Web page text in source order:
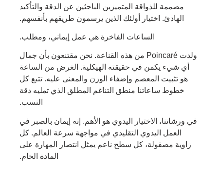
مصممة للذواقة المتميزين الباحثين عن الدقة والتأكيد
الهادئ. اختيار أولئك الذين يرسمون طريقهم بأنفسهم.
الساعات الفاخرة هي عمل إيماني، ومطلب.
ولدت Poincaré من هذه القناعة. نحن مقتنعون بأن جمال
أي شيء يكمن في حقيقته الهيكلية. الغرض من الساعة
هو تثبيت المعصم وإضفاء الوزن والمعنى عليه. تتبع كل
خطوط ساعاتنا منطق التناغم المطلق الذي تمليه دقة
النسب.
في ورشاتنا، الاختيار اليدوي هو الأهم. إنه إيمان بالصبر في
العمل اليدوي التقليدي في مواجهة سرعة العالم. كل
زاوية مصقولة، كل سطح ناعم يمثل انتصار المهارة على
المادة الخام.